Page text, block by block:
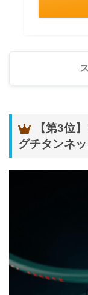
カラー
・ブラッ
ステン
ステン
【ワン
【第3位
グチタンネ